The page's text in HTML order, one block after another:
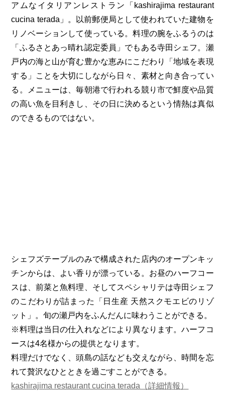
アムなイタリアンレストラン「kashirajima restaurant
cucina terada」。以前郵便局として使われていた建物を
リノベーションして使っている。料理の腕をふるうのは
「ふるさとあっ晴れ認定委員」でもある寺田シェフ。瀬
戸内の海と山が育む豊かな恵みにこだわり「地域を表現
する」ことを大切にしながら日々、素材と向き合ってい
る。メニューは、毎朝港で行われる競り市で鮮度や品質
の高い魚を目利きし、その日に決めるという情熱は真似
のできるものではない。
シェフズテーブルのみで構成された店内のオープンキッ
チンからは、よい香りが漂っている。お昼のハーフコー
スは、前菜と魚料理、そしてスペシャリテは寺田シェフ
のこだわりが詰まった「日生産 天然スクモエビのリゾ
ット」。旬の瀬戸内をふんだんに味わうことができる。
※料理は当日の仕入れなどにより異なります。ハーフコ
ースは4名様からの提供となります。
料理だけでなく、頭島の話なども交えながら、時間を忘
れて贅沢なひとときを過ごすことができる。
kashirajima restaurant cucina terada（詳細情報）